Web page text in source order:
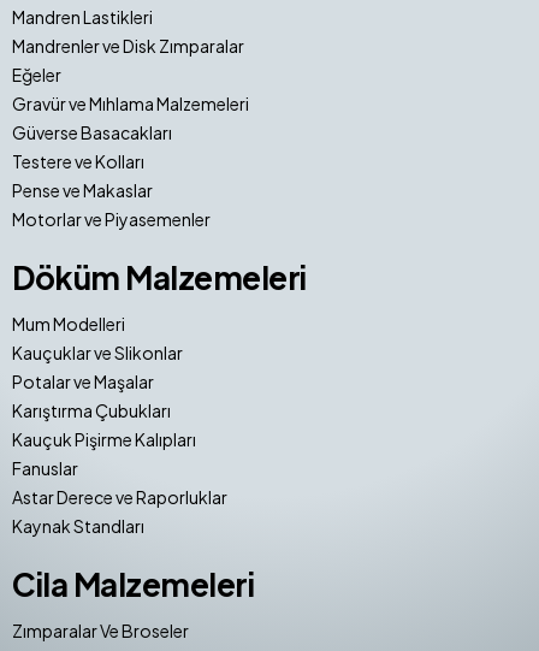
Mandren Lastikleri
Mandrenler ve Disk Zımparalar
Eğeler
Gravür ve Mıhlama Malzemeleri
Güverse Basacakları
Testere ve Kolları
Pense ve Makaslar
Motorlar ve Piyasemenler
Döküm Malzemeleri
Mum Modelleri
Kauçuklar ve Slikonlar
Potalar ve Maşalar
Karıştırma Çubukları
Kauçuk Pişirme Kalıpları
Fanuslar
Astar Derece ve Raporluklar
Kaynak Standları
Cila Malzemeleri
Zımparalar Ve Broseler